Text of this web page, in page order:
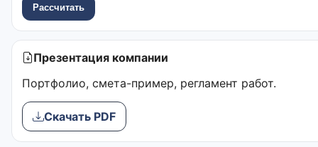
Рассчитать
Презентация компании
Портфолио, смета-пример, регламент работ.
Скачать PDF